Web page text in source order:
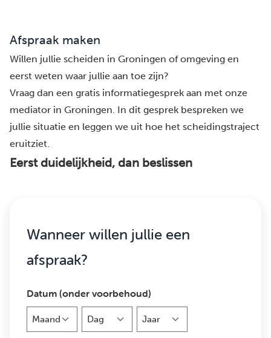
Afspraak maken
Willen jullie scheiden in Groningen of omgeving en
eerst weten waar jullie aan toe zijn?
Vraag dan een gratis informatiegesprek aan met onze
mediator in Groningen. In dit gesprek bespreken we
jullie situatie en leggen we uit hoe het scheidingstraject
eruitziet.
Eerst duidelijkheid, dan beslissen
Wanneer willen jullie een
afspraak?
Datum (onder voorbehoud)